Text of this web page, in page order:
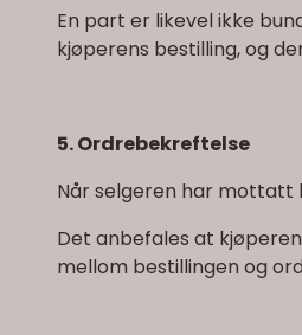
En part er likevel ikke
kjøperens bestilling, og
5. Ordrebekreftelse
Når selgeren har mottatt
Det anbefales at
mellom bestillingen og